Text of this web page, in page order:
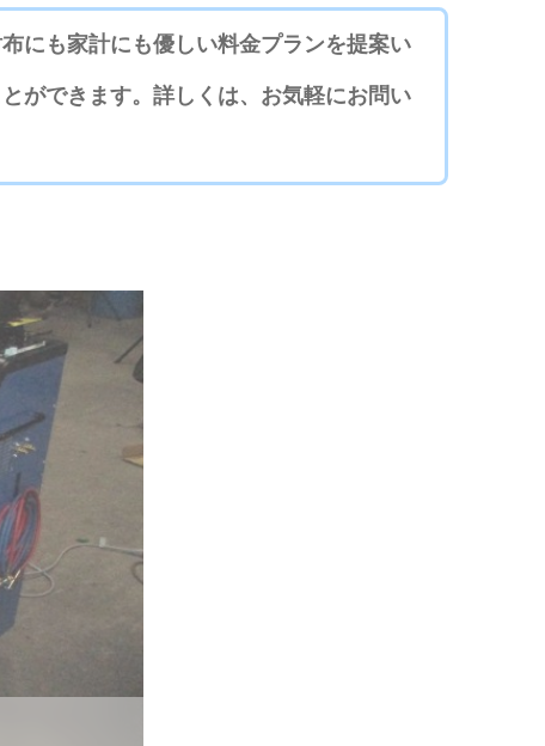
にも家計にも優しい料金プランを提案い
ができます。詳しくは、お気軽にお問い